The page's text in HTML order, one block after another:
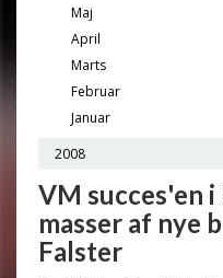
Maj
April
Marts
Februar
Januar
2008
VM succes'en
masser af nye
Falster